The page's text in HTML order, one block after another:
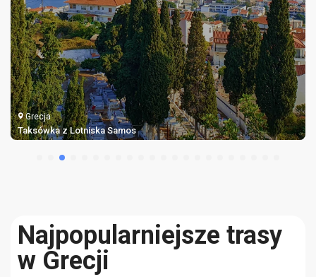
Grecja
Taksówka z Lotniska Samos
Najpopularniejsze trasy
w Grecji